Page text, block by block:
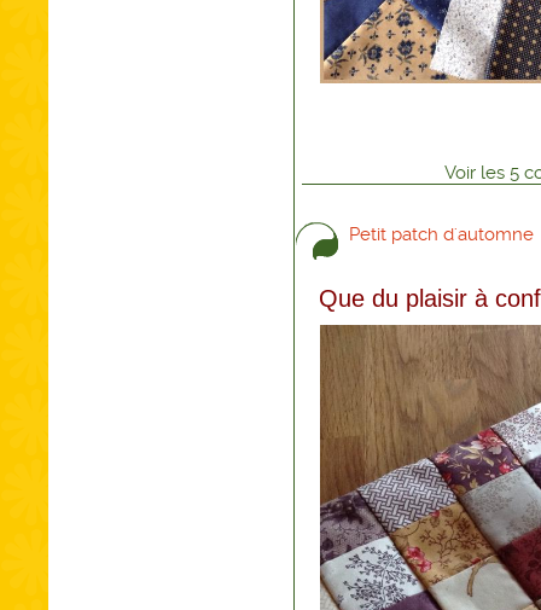
Voir les 5
Petit patch d'automne
Que du plaisir à